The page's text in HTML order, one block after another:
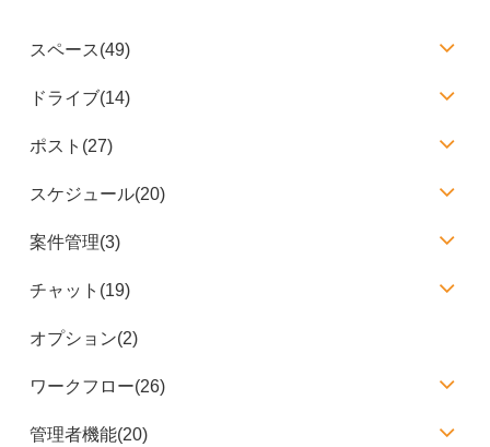
スペース(49)
ドライブ(14)
ポスト(27)
スケジュール(20)
案件管理(3)
チャット(19)
オプション(2)
ワークフロー(26)
管理者機能(20)